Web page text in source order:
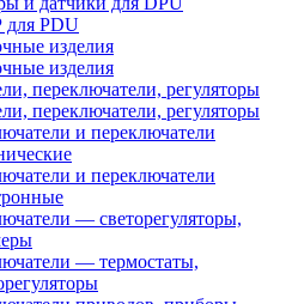
PDU
изделия
изделия
переключатели, регуляторы
переключатели, регуляторы
и переключатели
и переключатели
— светорегуляторы,
— термостаты,